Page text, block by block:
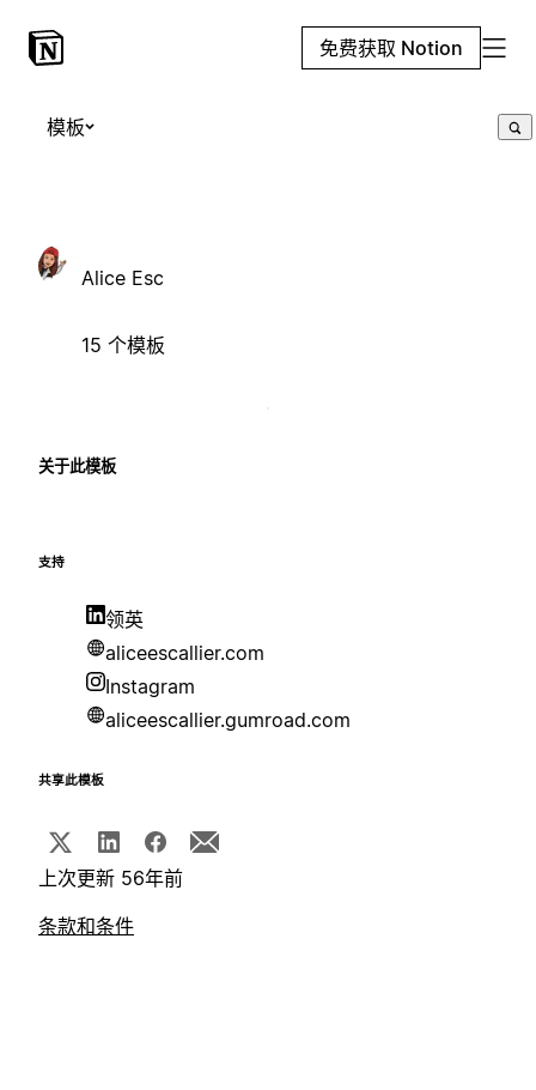
免费获取 Notion
模板
Alice Esc
15 个模板
关于此模板
支持
领英
aliceescallier.com
Instagram
aliceescallier.gumroad.com
共享此模板
上次更新 56年前
条款和条件